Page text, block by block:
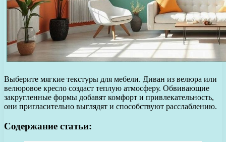
Выберите мягкие текстуры для мебели. Диван из велюра или
велюровое кресло создаст теплую атмосферу. Обвивающие
закругленные формы добавят комфорт и привлекательность,
они пригласительно выглядят и способствуют расслаблению.
Содержание статьи: